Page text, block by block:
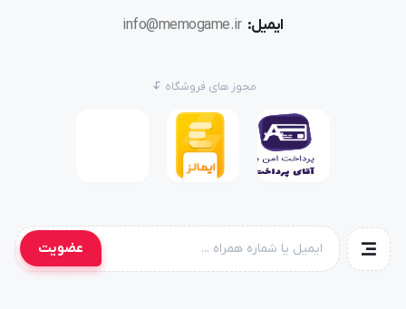
ایمیل: info@memogame.ir
مجوز های فروشگاه
عضویت